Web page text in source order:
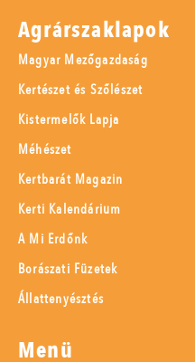
Agrárszaklapok
Magyar Mezőgazdaság
Kertészet és Szőlészet
Kistermelők Lapja
Méhészet
Kertbarát Magazin
Kerti Kalendárium
A Mi Erdőnk
Borászati Füzetek
Állattenyésztés
Menü